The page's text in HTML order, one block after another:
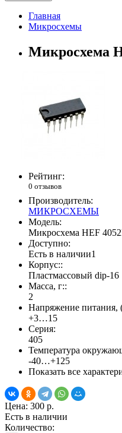
Главная
Микросхемы
Микросхема
Рейтинг:
0 отзывов
Производитель:
МИКРОСХЕМЫ
Модель:
Микросхема HEF
Доступно:
Есть в наличии1
Корпус::
Пластмассовый dip-16
Масса, г::
2
Напряжение питания,
+3…15
Серия:
405
Температура
-40…+125
Показать все
Цена: 300 р.
Есть в наличии
Количество: